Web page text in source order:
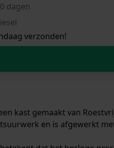
dagen
verzonden!
kast gemaakt van
en is afgewerkt met